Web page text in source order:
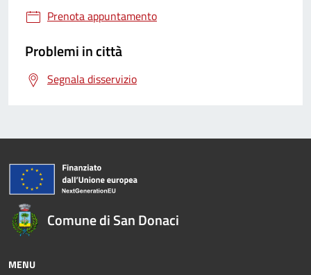
Prenota appuntamento
Problemi in città
Segnala disservizio
Comune di San Donaci
MENU